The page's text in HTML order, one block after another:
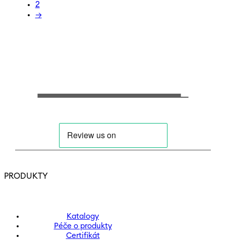
2
→
PRODUKTY
Katalogy
Péče o produkty
Certifikát